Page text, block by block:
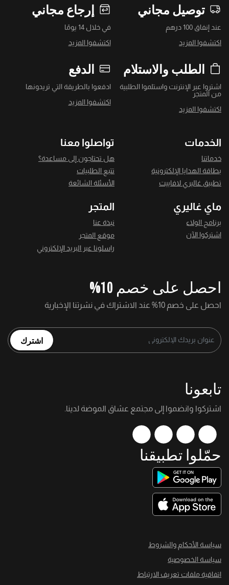
توصيل مجاني
عند إنفاق 100 درهم
اكتشفوا المزيد
إرجاع مجاني
في خلال 14 يومًا
اكتشفوا المزيد
الطلب والاستلام
اشتروا عبر الإنترنت واستلموا الطلبية
من المتجر
اكتشفوا المزيد
الدفع
ادفعوا بالطريقة التي تريدونها
اكتشفوا المزيد
الخدمات
خدماتنا
بطاقة الهدايا الإلكترونية
تطبيق غاليري لافاييت
تواصلوا معنا
هل تحتاجون إلى مساعدة؟
تتبع الطلبيات
الأسئلة الشائعة
ماي غاليري
برنامج الولاء
اشتركوا الآن
المتجر
نبذة عنا
موقع المتجر
راسلونا عبر البريد الإلكتروني
احصل على خصم 10%
احصل على خصم 10% عند الاشتراك في نشرتنا الإخبارية
اشترك
تابعونا
اشتركوا وانضموا إلى مجتمع عشاق الموضة لدينا.
حمّلوا تطبيقنا
سياسة الأحكام والشروط
سياسة الخصوصية
اتفاقية ملفات تعريف الارتباط